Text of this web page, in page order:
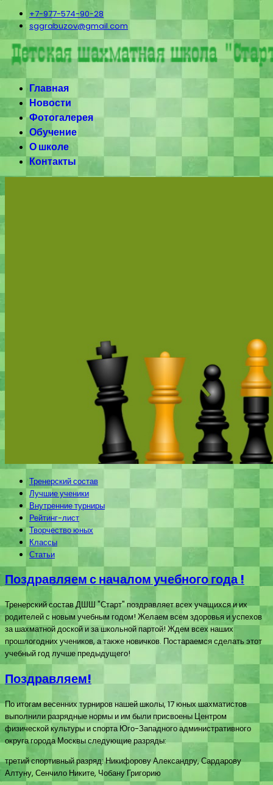
+7-977-574-90-28
sggrabuzov@gmail.com
Главная
Новости
Фотогалерея
Обучение
О школе
Контакты
Тренерский состав
Лучшие ученики
Внутренние турниры
Рейтинг-лист
Творчество юных
Классы
Статьи
Поздравляем с началом учебного года !
Тренерский состав ДШШ "Старт" поздравляет всех учащихся и их
родителей с новым учебным годом! Желаем всем здоровья и успехов
за шахматной доской и за школьной партой! Ждем всех наших
прошлогодних учеников, а также новичков. Постараемся сделать этот
учебный год лучше предыдущего!
Поздравляем!
По итогам весенних турниров нашей школы, 17 юных шахматистов
выполнили разрядные нормы и им были присвоены Центром
физической культуры и спорта Юго-Западного административного
округа города Москвы следующие разряды:
третий спортивный разряд: Никифорову Александру, Сардарову
Алтуну, Сенчило Никите, Чобану Григорию